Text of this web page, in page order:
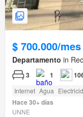
$ 700.000/mes
Departamento in
3 1
Internet Agua
Hace 30+ días
UNNE